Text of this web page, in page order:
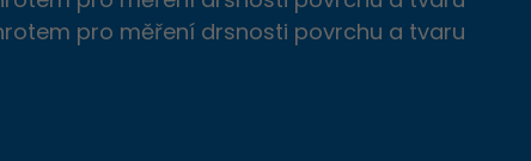
pro měření drsnosti povrchu a tvaru